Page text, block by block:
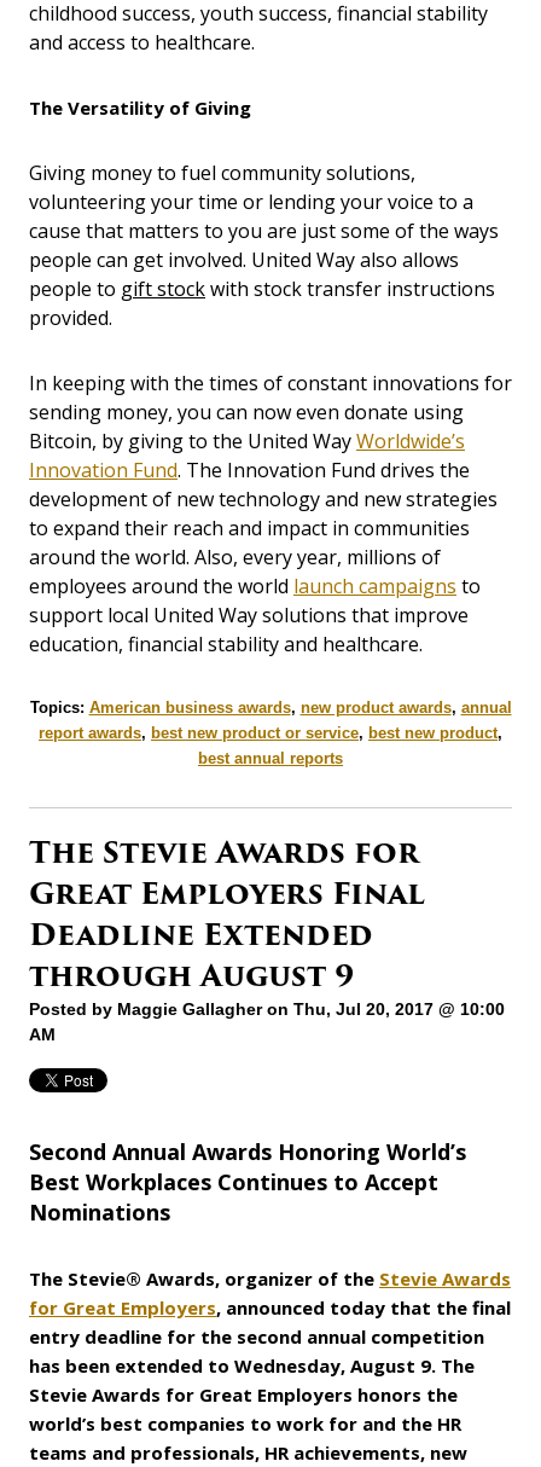
childhood success, youth success, financial stability
and access to healthcare.
The Versatility of Giving
Giving money to fuel community solutions,
volunteering your time or lending your voice to a
cause that matters to you are just some of the ways
people can get involved. United Way also allows
people to gift stockwith stock transfer instructions
provided.
In keeping with the times of constant innovations for
sending money, you can now even donate using
Bitcoin, by giving to the United WayWorldwide’s
Innovation Fund. The Innovation Fund drives the
development of new technology and new strategies
to expand their reach and impact in communities
around the world. Also, every year, millions of
employees around the world launch campaigns to
support local United Way solutions that improve
education, financial stability and healthcare.
Topics: American business awards, new product awards, annual
report awards, best new product or service, best new product,
best annual reports
The Stevie Awards for
Great Employers Final
Deadline Extended
through August 9
Posted by Maggie Gallagheron Thu, Jul 20, 2017 @ 10:00
AM
Second Annual Awards Honoring World’s
Best Workplaces Continues to Accept
Nominations
The Stevie® Awards, organizer of the Stevie Awards
for Great Employers, announced today that the final
entry deadline for the second annual competition
has been extended to Wednesday, August 9. The
Stevie Awards for Great Employers honors the
world’s best companies to work for and the HR
teams and professionals, HR achievements, new